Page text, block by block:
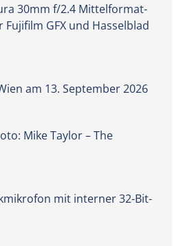
30mm f/2.4 Mittelformat-
GFX und Hasselblad
am 13. September 2026
Mike Taylor – The
mit interner 32-Bit-